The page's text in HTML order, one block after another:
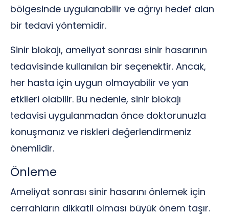
bölgesinde uygulanabilir ve ağrıyı hedef alan
bir tedavi yöntemidir.
Sinir blokajı, ameliyat sonrası sinir hasarının
tedavisinde kullanılan bir seçenektir. Ancak,
her hasta için uygun olmayabilir ve yan
etkileri olabilir. Bu nedenle, sinir blokajı
tedavisi uygulanmadan önce doktorunuzla
konuşmanız ve riskleri değerlendirmeniz
önemlidir.
Önleme
Ameliyat sonrası sinir hasarını önlemek için
cerrahların dikkatli olması büyük önem taşır.